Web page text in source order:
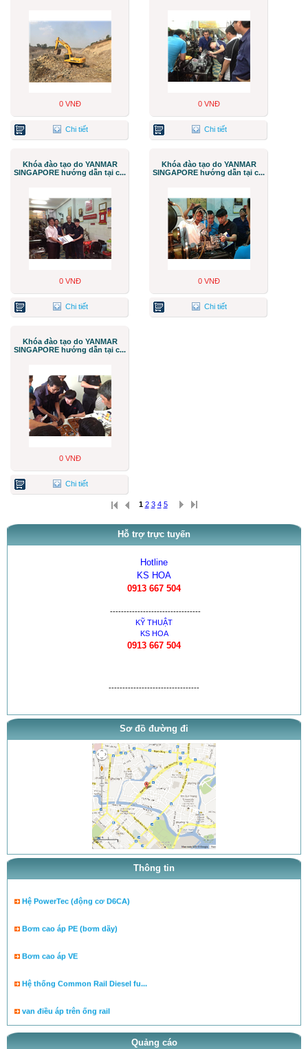
0 VNĐ
Chi tiết
0 VNĐ
Chi tiết
Khóa đào tạo do YANMAR
SINGAPORE hướng dẫn tại c...
0 VNĐ
Chi tiết
Khóa đào tạo do YANMAR
SINGAPORE hướng dẫn tại c...
0 VNĐ
Chi tiết
Khóa đào tạo do YANMAR
SINGAPORE hướng dẫn tại c...
0 VNĐ
Chi tiết
1 2 3 4 5
Hỗ trợ trực tuyến
Hotline
KS HOA
0913 667 504
---------------------------------
KỸ THUẬT
KS HOA
0913 667 504
---------------------------------
Sơ đồ đường đi
Thông tin
thông báo khai trương
tra ty, béc của bơm theo tai l...
tra ty, béc của bơm theo tai l...
cân lưu lượng bơm theo tài liệ...
Quảng cáo